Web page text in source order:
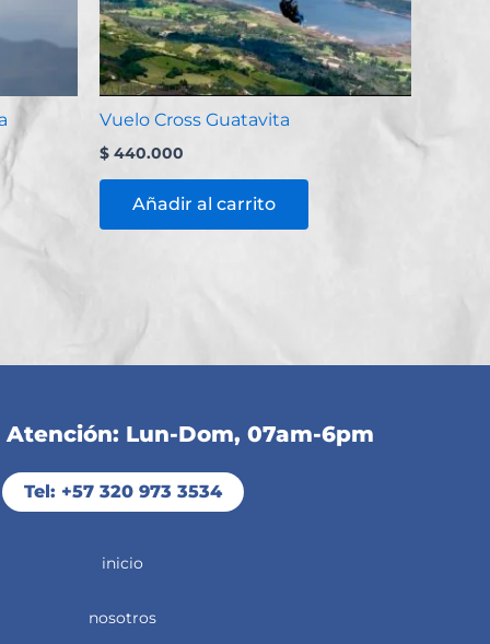
Vuelos Guatavita
Vuelo Cross Guatavita
$ 440.000
Añadir al carrito
Atención: Lun-Dom, 07am-6pm
Tel: +57 320 973 3534
inicio
nosotros